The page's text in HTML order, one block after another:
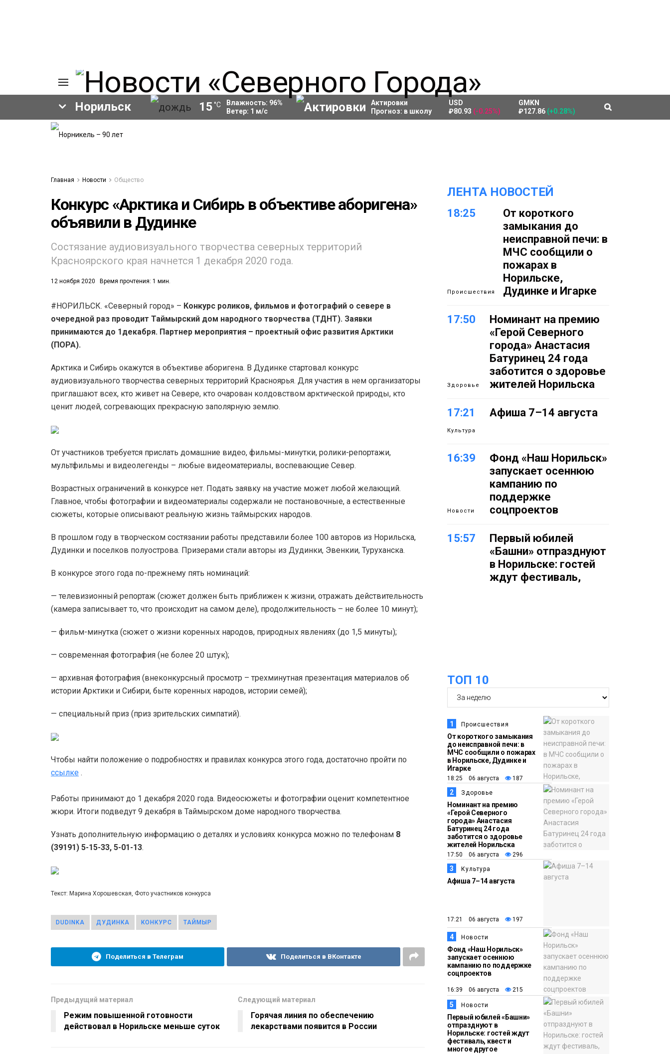
Норильск 15 °C Влажность: 96%
Ветер: 1 м/с
Актировки
Прогноз: в школу
USD
₽80.93 (-0.25%)
GMKN
₽127.86 (+0.28%)
Главная Новости Общество
Конкурс «Арктика и Сибирь в объективе аборигена»
объявили в Дудинке
Состязание аудиовизуального творчества северных территорий
Красноярского края начнется 1 декабря 2020 года.
12 ноября 2020 Время прочтения: 1 мин.
#НОРИЛЬСК. «Северный город» – Конкурс роликов, фильмов и фотографий о севере в
очередной раз проводит Таймырский дом народного творчества (ТДНТ). Заявки
принимаются до 1декабря. Партнер мероприятия – проектный офис развития Арктики
(ПОРА).
Арктика и Сибирь окажутся в объективе аборигена. В Дудинке стартовал конкурс
аудиовизуального творчества северных территорий Красноярья. Для участия в нем организаторы
приглашают всех, кто живет на Севере, кто очарован колдовством арктической природы, кто
ценит людей, согревающих прекрасную заполярную землю.
От участников требуется прислать домашние видео, фильмы-минутки, ролики-репортажи,
мультфильмы и видеолегенды – любые видеоматериалы, воспевающие Север.
Возрастных ограничений в конкурсе нет. Подать заявку на участие может любой желающий.
Главное, чтобы фотографии и видеоматериалы содержали не постановочные, а естественные
сюжеты, которые описывают реальную жизнь таймырских народов.
В прошлом году в творческом состязании работы представили более 100 авторов из Норильска,
Дудинки и поселков полуострова. Призерами стали авторы из Дудинки, Эвенкии, Туруханска.
В конкурсе этого года по-прежнему пять номинаций:
— телевизионный репортаж (сюжет должен быть приближен к жизни, отражать действительность
(камера записывает то, что происходит на самом деле), продолжительность – не более 10 минут);
— фильм-минутка (сюжет о жизни коренных народов, природных явлениях (до 1,5 минуты);
— современная фотография (не более 20 штук);
— архивная фотография (внеконкурсный просмотр – трехминутная презентация материалов об
истории Арктики и Сибири, быте коренных народов, истории семей);
— специальный приз (приз зрительских симпатий).
Чтобы найти положение о подробностях и правилах конкурса этого года, достаточно пройти по
ссылке .
Работы принимают до 1 декабря 2020 года. Видеосюжеты и фотографии оценит компетентное
жюри. Итоги подведут 9 декабря в Таймырском доме народного творчества.
Узнать дополнительную информацию о деталях и условиях конкурса можно по телефонам 8
(39191) 5-15-33, 5-01-13.
Текст: Марина Хорошевская, Фото участников конкурса
DUDINKA ДУДИНКА КОНКУРС ТАЙМЫР
Поделиться в Телеграм Поделиться в ВКонтакте
Предыдущий материал
Режим повышенной готовности
действовал в Норильске меньше суток
Следующий материал
Горячая линия по обеспечению
лекарствами появится в России
ЛЕНТА НОВОСТЕЙ
18:25
Происшествия
От короткого
замыкания до
неисправной печи: в
МЧС сообщили о
пожарах в
Норильске,
Дудинке и Игарке
17:50
Здоровье
Номинант на премию
«Герой Северного
города» Анастасия
Батуринец 24 года
заботится о здоровье
жителей Норильска
17:21
Культура
Афиша 7–14 августа
16:39
Новости
Фонд «Наш Норильск»
запускает осеннюю
кампанию по
поддержке
соцпроектов
15:57
Первый юбилей
«Башни» отпразднуют
в Норильске: гостей
ждут фестиваль,
14:36
Плато
Путорана
На плато Путорана
создадут систему
наблюдения за вечной
мерзлотой и очистят
территорию от мусора
13:47
Новости
Заполярный
транспортный филиал
в Дудинке
заасфальтировал 47
тысяч «квадратов»
грузовых площадок
13:10
В Норильске лыжную
базу «Оль-Гуль»
12:25
Медиакомпании
Барнаул обошёл
Красноярск в
списке городов,
откуда приехали
норильчане
ТОП 10
1 Происшествия
От короткого замыкания
до неисправной печи: в
МЧС сообщили о пожарах
в Норильске, Дудинке и
Игарке
18:25 06 августа 187
2 Здоровье
Номинант на премию
«Герой Северного
города» Анастасия
Батуринец 24 года
заботится о здоровье
жителей Норильска
17:50 06 августа 296
3 Культура
Афиша 7–14 августа
17:21 06 августа 197
4 Новости
Фонд «Наш Норильск»
запускает осеннюю
кампанию по поддержке
соцпроектов
16:39 06 августа 215
5 Новости
Первый юбилей «Башни»
отпразднуют в
Норильске: гостей ждут
фестиваль, квест и
многое другое